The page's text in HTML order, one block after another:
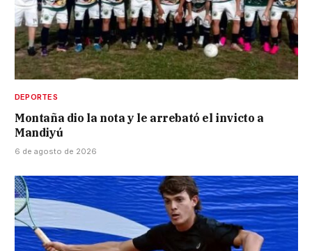
DEPORTES
Montaña dio la nota y le arrebató el invicto a
Mandiyú
6 de agosto de 2026